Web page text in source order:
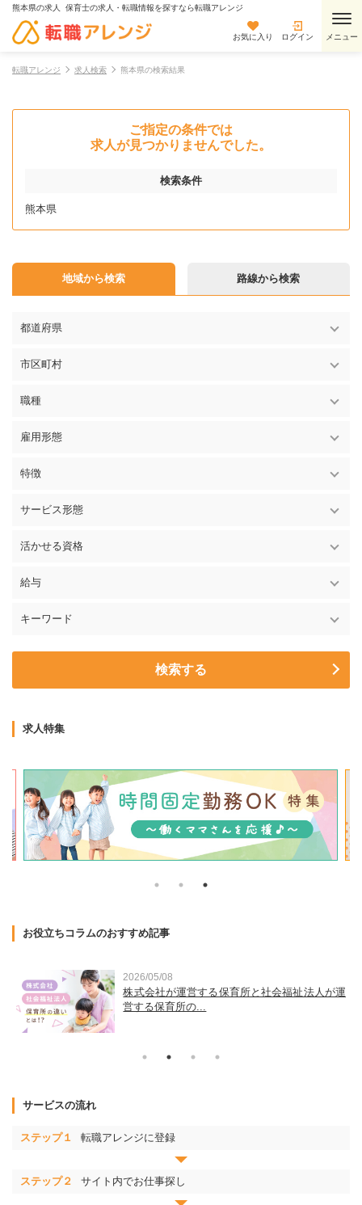
熊本県の求人 保育士の求人・転職情報を探すなら転職アレンジ
お気に入り ログイン
転職アレンジ 求人検索 熊本県の検索結果
ご指定の条件では
求人が見つかりませんでした。
検索条件
熊本県
地域から検索 路線から検索
都道府県
市区町村
職種
雇用形態
特徴
サービス形態
活かせる資格
給与
キーワード
求人特集
お役立ちコラムのおすすめ記事
2026/05/08
株式会社が運営する保育所と社会福祉法人が運
営する保育所の...
サービスの流れ
ステップ１ 転職アレンジに登録
ステップ２ サイト内でお仕事探し